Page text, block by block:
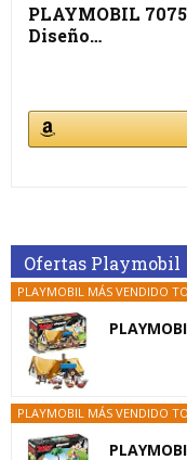
PLAYMOBIL
Diseño…
Ofertas Playmobil
PLAYMOBIL MÁS VENDIDO
PLAYMOBIL MÁS VENDIDO